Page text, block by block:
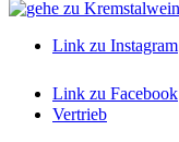
Vertrieb
Link zu Instagram
Link zu Facebook